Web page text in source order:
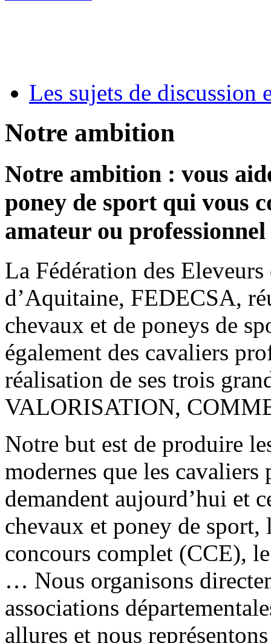
Les sujets de discussion
Notre ambition
Notre ambition : vous
poney de sport qui vous
amateur ou professionnel
La Fédération des
d’Aquitaine, FEDECSA,
chevaux et de poneys de
également des cavaliers
réalisation de ses trois
VALORISATION,
Notre but est de produire
modernes que les cavaliers
demandent aujourd’hui et
chevaux et poney de sport,
concours complet (CCE),
… Nous organisons
associations
allures et nous